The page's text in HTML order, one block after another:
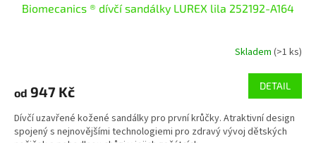
Biomecanics ® dívčí sandálky LUREX lila 252192-A164
Skladem (>1 ks)
od 947 Kč DETAIL
Dívčí uzavřené kožené sandálky pro první krůčky. Atraktivní design
spojený s nejnovějšími technologiemi pro zdravý vývoj dětských